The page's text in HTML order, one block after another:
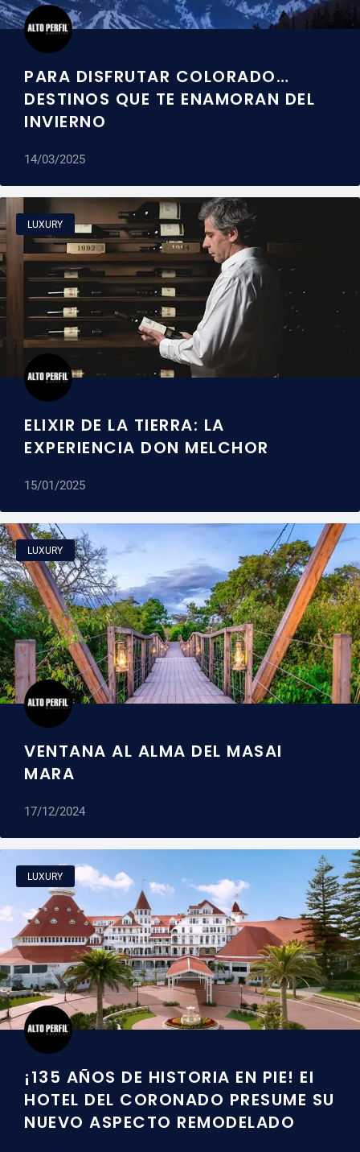
PARA DISFRUTAR COLORADO…
DESTINOS QUE TE ENAMORAN DEL
INVIERNO
14/03/2025
LUXURY
ELIXIR DE LA TIERRA: LA
EXPERIENCIA DON MELCHOR
15/01/2025
LUXURY
VENTANA AL ALMA DEL MASAI
MARA
17/12/2024
LUXURY
¡135 AÑOS DE HISTORIA EN PIE! El
HOTEL DEL CORONADO PRESUME SU
NUEVO ASPECTO REMODELADO